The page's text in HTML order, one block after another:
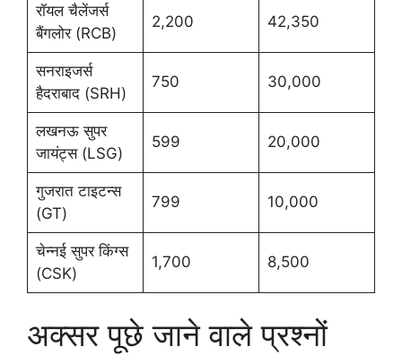
रॉयल चैलेंजर्स
बैंगलोर (RCB)
2,200 42,350
सनराइजर्स
हैदराबाद (SRH)
750 30,000
लखनऊ सुपर
जायंट्स (LSG)
599 20,000
गुजरात टाइटन्स
(GT)
799 10,000
चेन्नई सुपर किंग्स
(CSK)
1,700 8,500
अक्सर पूछे जाने वाले प्रश्नों